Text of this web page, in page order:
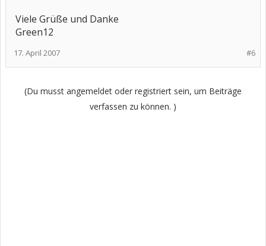
Viele Grüße und Danke
Green12
#6
17. April 2007
(Du musst angemeldet oder registriert sein, um Beiträge
verfassen zu können. )